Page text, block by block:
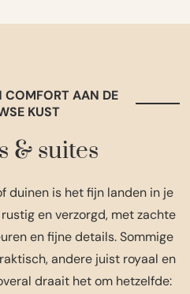
COMFORT AAN DE
KUST
& suites
duinen is het fijn landen in je
en verzorgd, met zachte
en fijne details. Sommige
andere juist royaal en
draait het om hetzelfde: